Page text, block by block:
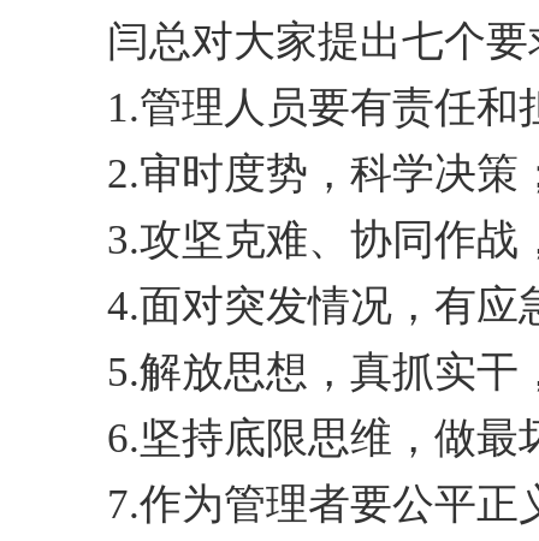
闫总对大家提出七个
1.管理人员要有责任
2.审时度势，科学决策
3.攻坚克难、协同作战
4.面对突发情况，有应
5.解放思想，真抓实
6.坚持底限思维，做
7.作为管理者要公平